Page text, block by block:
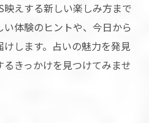
えする新しい楽しみ方まで
体験のヒントや、今日から
します。占いの魅力を発見
きっかけを見つけてみませ